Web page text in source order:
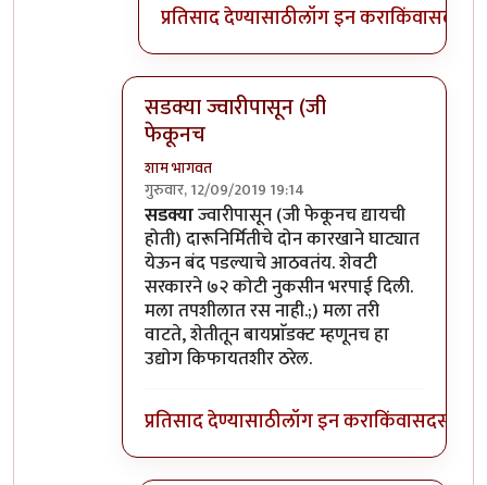
प्रतिसाद देण्यासाठीलॉग इन कराकिंवासदस्य
सडक्या ज्वारीपासून (जी
फेकूनच
शाम भागवत
गुरुवार, 12/09/2019 19:14
In reply toतसा विषय नाही तो. उसापासुन
सडक्याज्वारीपासून (जी फेकूनच द्यायची
होती) दारूनिर्मितीचे दोन कारखाने घाट्यात
येऊन बंद पडल्याचे आठवतंय. शेवटी
सरकारने ७२ कोटी नुकसीन भरपाई दिली.
मला तपशीलात रस नाही.;) मला तरी
वाटते, शेतीतून बायप्राॅडक्ट म्हणूनच हा
उद्योग किफायतशीर ठरेल.
प्रतिसाद देण्यासाठीलॉग इन कराकिंवासदस्य व्हा